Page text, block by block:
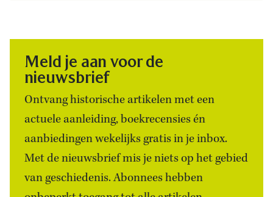
Meld je aan voor de
nieuwsbrief
Ontvang historische artikelen met een
actuele aanleiding, boekrecensies én
aanbiedingen wekelijks gratis in je inbox.
Met de nieuwsbrief mis je niets op het gebied
van geschiedenis. Abonnees hebben